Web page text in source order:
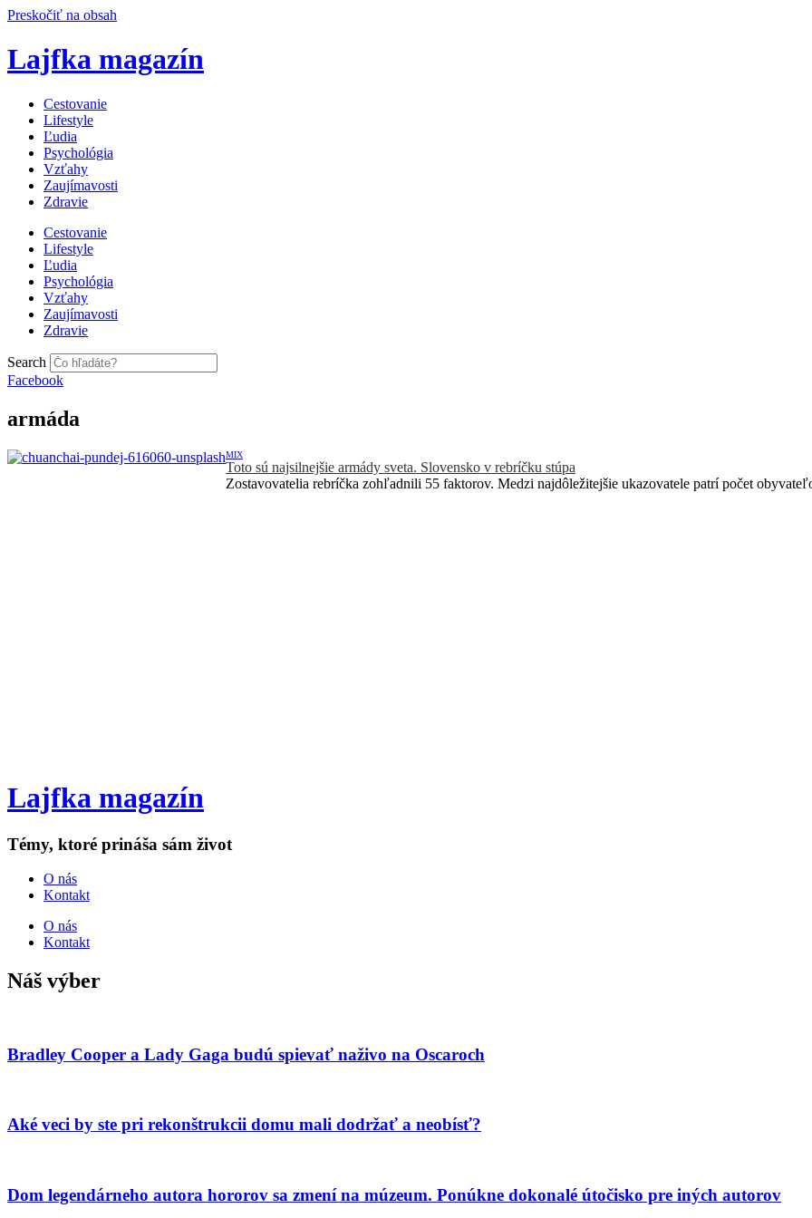
Preskočiť na obsah
Lajfka magazín
Cestovanie
Lifestyle
Ľudia
Psychológia
Vzťahy
Zaujímavosti
Zdravie
Cestovanie
Lifestyle
Ľudia
Psychológia
Vzťahy
Zaujímavosti
Zdravie
Search
Facebook
armáda
MIX
Toto sú najsilnejšie armády sveta. Slovensko v rebríčku stúpa
Zostavovatelia rebríčka zohľadnili 55 faktorov. Medzi najdôležitejšie ukazovatele patrí počet
Lajfka magazín
Témy, ktoré prináša sám život
O nás
Kontakt
O nás
Kontakt
Náš výber
Bradley Cooper a Lady Gaga budú spievať naživo na Oscaroch
Aké veci by ste pri rekonštrukcii domu mali dodržať a neobísť?
Dom legendárneho autora hororov sa zmení na múzeum. Ponúkne dokonalé útočisko pre iných autorov